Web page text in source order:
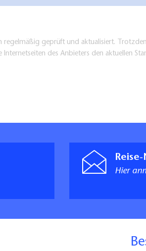
regelmäßig geprüft und aktualisiert.
des Anbieters den aktuellen
Hier
B